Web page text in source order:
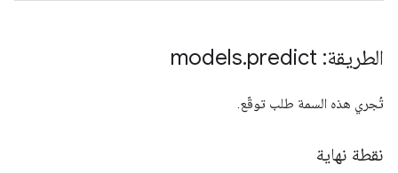
الطريقة: models .predict
تُجري هذه السمة طلب توقّع.
نقطة نهاية